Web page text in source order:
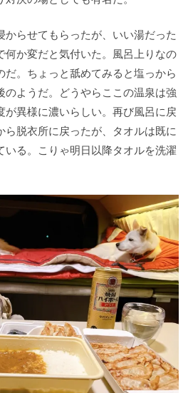
からせてもらったが、いい湯だった
何か変だと気付いた。風呂上りなの
だ。ちょっと舐めてみると塩っから
のようだ。どうやらここの温泉は強
が異様に濃いらしい。再び風呂に戻
ら脱衣所に戻ったが、タオルは既に
いる。こりゃ明日以降タオルを洗濯